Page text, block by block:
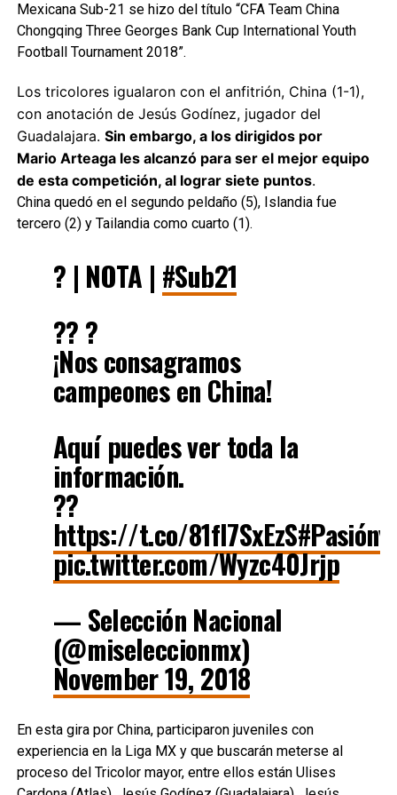
Mexicana Sub-21 se hizo del título “CFA Team China
Chongqing Three Georges Bank Cup International Youth
Football Tournament 2018”.
Los tricolores igualaron con el anfitrión, China (1-1),
con anotación de Jesús Godínez, jugador del
Guadalajara. Sin embargo, a los dirigidos por
Mario Arteaga les alcanzó para ser el mejor equipo
de esta competición, al lograr siete puntos.
China quedó en el segundo peldaño (5), Islandia fue
tercero (2) y Tailandia como cuarto (1).
? | NOTA | #Sub21
?? ?
¡Nos consagramos
campeones en China!
Aquí puedes ver toda la
información.
??
https://t.co/81fI7SxEzS
pic.twitter.com/Wyzc40Jrjp
— Selección Nacional
(@miseleccionmx)
November 19, 2018
En esta gira por China, participaron juveniles con
experiencia en la Liga MX y que buscarán meterse al
proceso del Tricolor mayor, entre ellos están Ulises